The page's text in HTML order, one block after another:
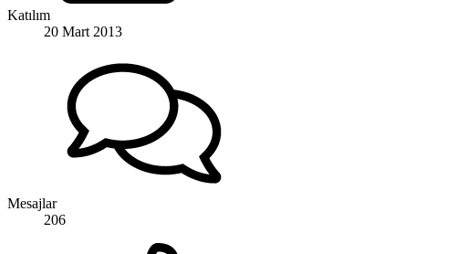
Katılım
20 Mart 2013
Mesajlar
206